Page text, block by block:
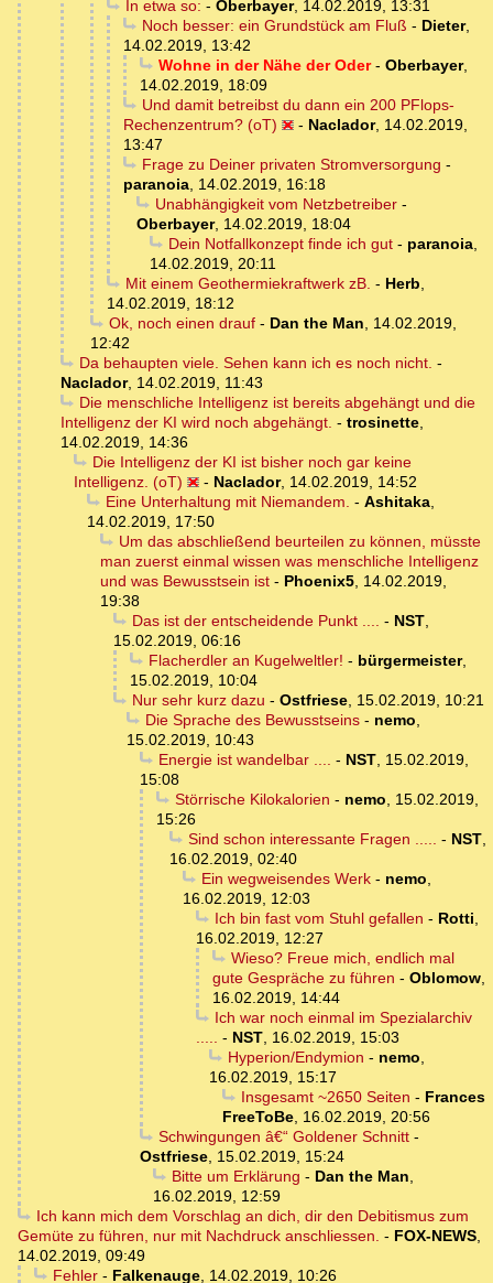
In etwa so: - Oberbayer, 14.02.2019, 13:31
Noch besser: ein Grundstück am Fluß - Dieter,
14.02.2019, 13:42
Wohne in der Nähe der Oder- Oberbayer,
14.02.2019, 18:09
Und damit betreibst du dann ein 200 PFlops-
Rechenzentrum? (oT)
- Naclador, 14.02.2019,
13:47
Frage zu Deiner privaten Stromversorgung -
paranoia, 14.02.2019, 16:18
Unabhängigkeit vom Netzbetreiber-
Oberbayer, 14.02.2019, 18:04
Dein Notfallkonzept finde ich gut- paranoia,
14.02.2019, 20:11
Mit einem Geothermiekraftwerk zB. - Herb,
14.02.2019, 18:12
Ok, noch einen drauf- Dan the Man, 14.02.2019,
12:42
Da behaupten viele. Sehen kann ich es noch nicht. -
Naclador, 14.02.2019, 11:43
Die menschliche Intelligenz ist bereits abgehängt und die
Intelligenz der KI wird noch abgehängt. - trosinette,
14.02.2019, 14:36
Die Intelligenz der KI ist bisher noch gar keine
Intelligenz. (oT)
- Naclador, 14.02.2019, 14:52
Eine Unterhaltung mit Niemandem. - Ashitaka,
14.02.2019, 17:50
Um das abschließend beurteilen zu können, müsste
man zuerst einmal wissen was menschliche Intelligenz
und was Bewusstsein ist - Phoenix5, 14.02.2019,
19:38
Das ist der entscheidende Punkt .... - NST,
15.02.2019, 06:16
Flacherdler an Kugelweltler! - bürgermeister,
15.02.2019, 10:04
Nur sehr kurz dazu - Ostfriese, 15.02.2019, 10:21
Die Sprache des Bewusstseins- nemo,
15.02.2019, 10:43
Energie ist wandelbar .... - NST, 15.02.2019,
15:08
Störrische Kilokalorien - nemo, 15.02.2019,
15:26
Sind schon interessante Fragen ..... - NST,
16.02.2019, 02:40
Ein wegweisendes Werk- nemo,
16.02.2019, 12:03
Ich bin fast vom Stuhl gefallen - Rotti,
16.02.2019, 12:27
Wieso? Freue mich, endlich mal
gute Gespräche zu führen - Oblomow,
16.02.2019, 14:44
Ich war noch einmal im Spezialarchiv
..... - NST, 16.02.2019, 15:03
Hyperion/Endymion - nemo,
16.02.2019, 15:17
Insgesamt ~2650 Seiten - Frances
FreeToBe, 16.02.2019, 20:56
Schwingungen â€“ Goldener Schnitt-
Ostfriese, 15.02.2019, 15:24
Bitte um Erklärung - Dan the Man,
16.02.2019, 12:59
Ich kann mich dem Vorschlag an dich, dir den Debitismus zum
Gemüte zu führen, nur mit Nachdruck anschliessen. - FOX-NEWS,
14.02.2019, 09:49
Fehler- Falkenauge, 14.02.2019, 10:26